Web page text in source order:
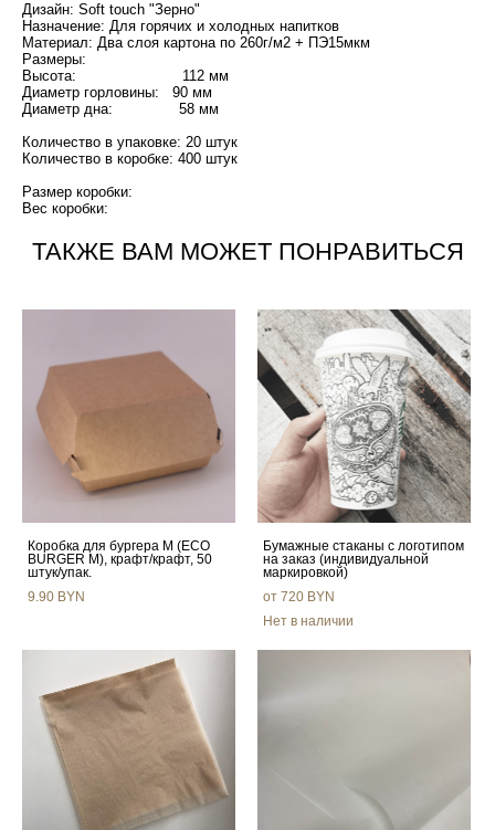
Дизайн: Soft touch "Зерно"
Назначение: Для горячих и холодных напитков
Материал: Два слоя картона по 260г/м2 + ПЭ15мкм
Размеры:
Высота: 112 мм
Диаметр горловины: 90 мм
Диаметр дна: 58 мм
Количество в упаковке: 20 штук
Количество в коробке: 400 штук
Размер коробки:
Вес коробки:
ТАКЖЕ ВАМ МОЖЕТ ПОНРАВИТЬСЯ
Коробка для бургера M (ECO
BURGER M), крафт/крафт, 50
штук/упак.
9.90 BYN
Бумажные стаканы с логотипом
на заказ (индивидуальной
маркировкой)
от 720 BYN
Нет в наличии